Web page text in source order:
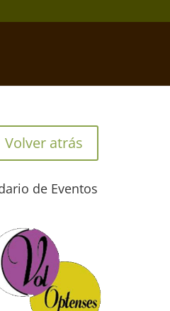
Volver atrás
de Eventos